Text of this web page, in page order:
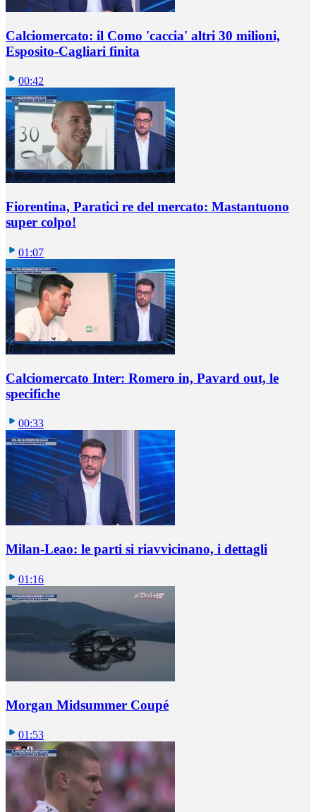
Calciomercato: il Como 'caccia' altri 30 milioni,
Esposito-Cagliari finita
00:42
Fiorentina, Paratici re del mercato: Mastantuono
super colpo!
01:07
Calciomercato Inter: Romero in, Pavard out, le
specifiche
00:33
Milan-Leao: le parti si riavvicinano, i dettagli
01:16
Morgan Midsummer Coupé
01:53